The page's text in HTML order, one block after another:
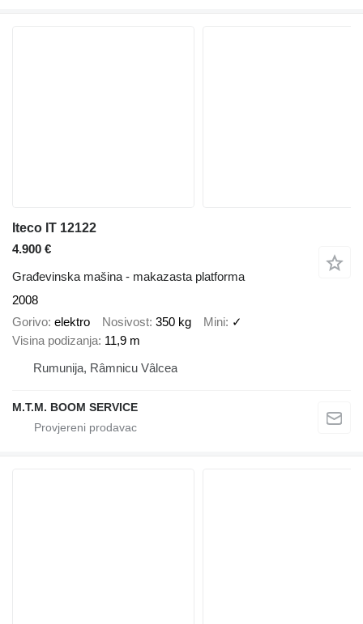
Iteco IT 12122
4.900 €
Građevinska mašina - makazasta platforma
2008
Gorivo elektro Nosivost 350 kg Mini ✓
Visina podizanja 11,9 m
Rumunija, Râmnicu Vâlcea
M.T.M. BOOM SERVICE